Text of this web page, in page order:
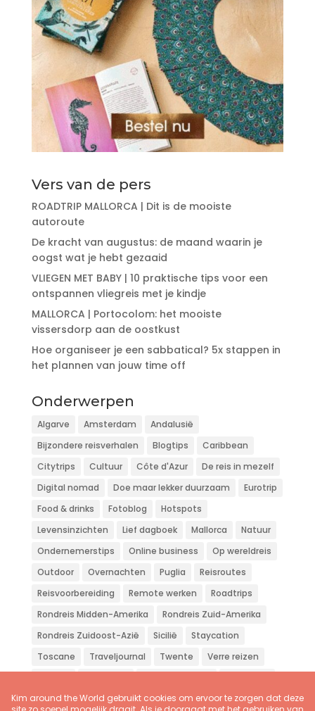
Vers van de pers
ROADTRIP MALLORCA | Dit is de mooiste
autoroute
De kracht van augustus: de maand waarin je
oogst wat je hebt gezaaid
VLIEGEN MET BABY | 10 praktische tips voor een
ontspannen vliegreis met je kindje
MALLORCA | Portocolom: het mooiste
vissersdorp aan de oostkust
Hoe organiseer je een sabbatical? 5x stappen in
het plannen van jouw time off
Onderwerpen
Algarve Amsterdam
Andalusië
Bijzondere reisverhalen
Blogtips
Caribbean
Citytrips
Cultuur Côte d'Azur
De reis in mezelf
Digital nomad
Doe maar lekker duurzaam
Eurotrip
Food & drinks
Fotoblog
Hotspots
Levensinzichten
Lief dagboek Mallorca
Natuur
Ondernemerstips
Online business
Op wereldreis
Outdoor
Overnachten Puglia
Reisroutes
Reisvoorbereiding
Remote werken
Roadtrips
Rondreis Midden-Amerika
Rondreis Zuid-Amerika
Rondreis Zuidoost-Azië
Sicilië
Staycation
Toscane
Traveljournal Twente
Verre reizen
Zon zee strand
Zuid-Europa